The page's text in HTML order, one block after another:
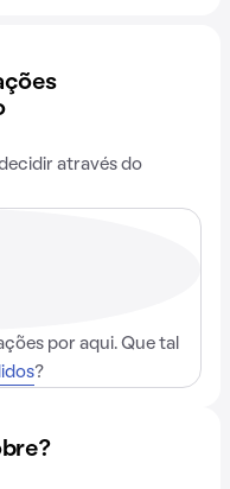
através do
por aqui. Que tal
?